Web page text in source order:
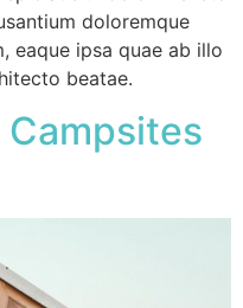
doloremque
eaque ipsa quae ab illo
beatae.